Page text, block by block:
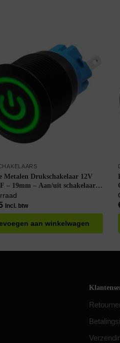
Metalen Drukschakelaar 12V
– 19mm – Aan/uit schakelaar –
– 12V/24V – LED
Groen
Incl. btw
aan winkelwagen